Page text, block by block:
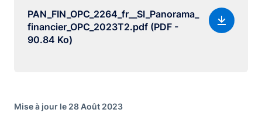
PAN_FIN_OPC_2264_fr__SI_Panorama_
financier_OPC_2023T2.pdf (PDF -
90.84 Ko)
Mise à jour le 28 Août 2023